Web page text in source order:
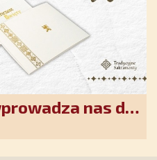
nas do
Nasz pakiet